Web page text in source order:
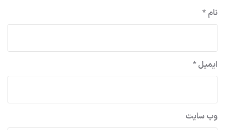
نام *
ایمیل*
وب‌ سایت